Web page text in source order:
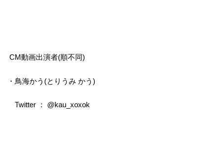
CM動画出演者(順不同)
・鳥海かう(とりうみ かう)
Twitter ： @kau_xoxok